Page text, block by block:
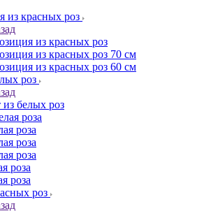
из красных роз
из красных роз
из красных роз 70 см
из красных роз 60 см
роз
из белых роз
роза
роза
роза
роза
роза
роза
роз